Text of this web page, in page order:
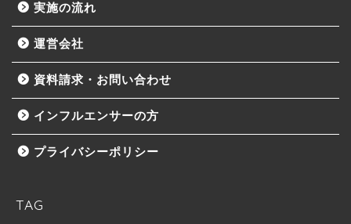
実施の流れ
運営会社
資料請求・お問い合わせ
インフルエンサーの方
プライバシーポリシー
TAG